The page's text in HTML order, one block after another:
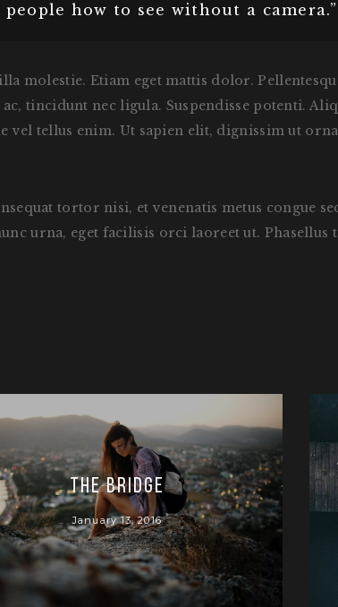
how to see without a camera.”
molestie. Etiam eget mattis dolor.
tincidunt nec ligula. Suspendisse potenti.
vel tellus enim. Ut sapien elit, dignissim ut
tortor nisi, et venenatis metus congue
urna, eget facilisis orci laoreet ut.
The bridge
January 13, 2016